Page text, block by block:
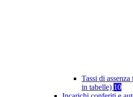
Tassi di
in tabelle) 10